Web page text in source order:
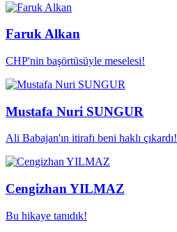
Faruk Alkan
CHP'nin başörtüsüyle meselesi!
Mustafa Nuri SUNGUR
Ali Babajan'ın itirafı beni haklı çıkardı!
Cengizhan YILMAZ
Bu hikaye tanıdık!